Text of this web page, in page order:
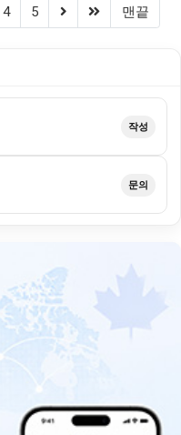
4 5 (next)(last)맨끝
작성
문의